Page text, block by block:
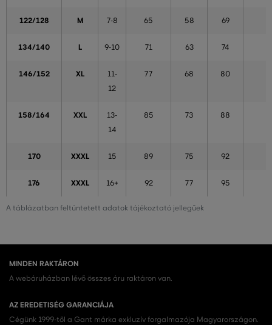
A táblázatban feltüntetett adatok tájékoztató jellegűek
122/128 M 7-8 65 58 69
134/140 L 9-10 71 63 74
146/152 XL
11-
12
77 68 80
158/164 XXL
13-
14
85 73 88
170 XXXL 15 89 75 92
176 XXXL 16+ 92 77 95
MINDEN RAKTÁRON
A webáruházban lévő összes áru raktáron van.
AZ EREDETISÉG GARANCIÁJA
Cégünk 1999-től a Gant márka exkluzív forgalmazója Magyarországon.